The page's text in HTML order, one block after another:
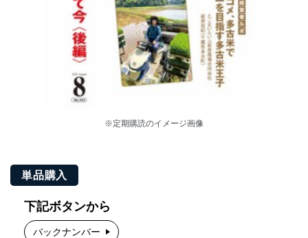
※定期購読のイメージ画像
単品購入
下記ボタンから
バックナンバー